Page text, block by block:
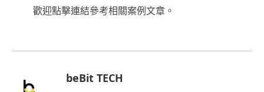
歡迎點擊連結參考相關案例文章。
beBit TECH